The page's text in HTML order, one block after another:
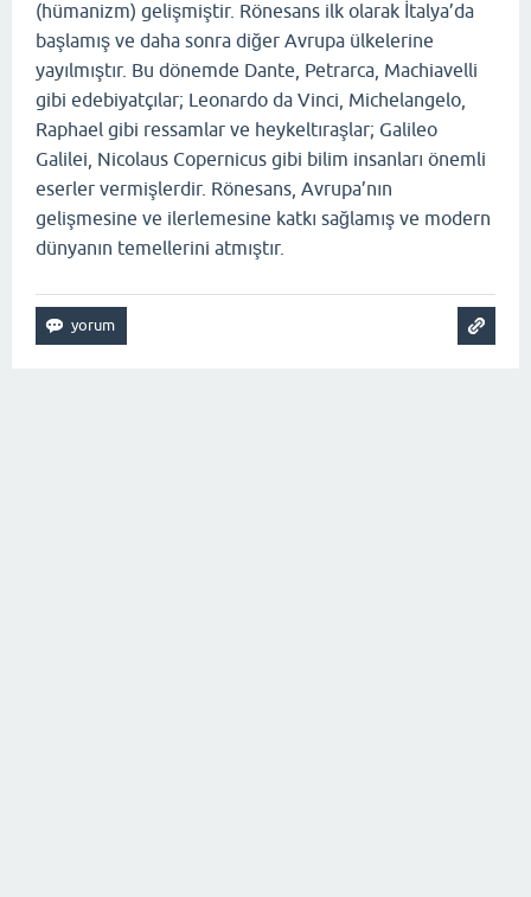
(hümanizm) gelişmiştir. Rönesans ilk olarak İtalya’da
başlamış ve daha sonra diğer Avrupa ülkelerine
yayılmıştır. Bu dönemde Dante, Petrarca, Machiavelli
gibi edebiyatçılar; Leonardo da Vinci, Michelangelo,
Raphael gibi ressamlar ve heykeltıraşlar; Galileo
Galilei, Nicolaus Copernicus gibi bilim insanları önemli
eserler vermişlerdir. Rönesans, Avrupa’nın
gelişmesine ve ilerlemesine katkı sağlamış ve modern
dünyanın temellerini atmıştır.